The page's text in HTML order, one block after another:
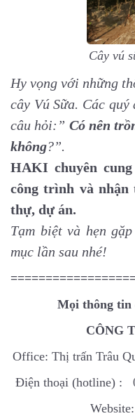
Cây vú
Hy vọng với những
cây Vú Sữa. Các
câu hỏi:” Có nên
không?”.
HAKI chuyên
công trình và nhận
thự, dự án.
Tạm biệt và hẹn
mục lần sau nhé!
Mọi thông tin
CÔNG
Office: Thị trấn Trâu
Điện thoại (hotline) :